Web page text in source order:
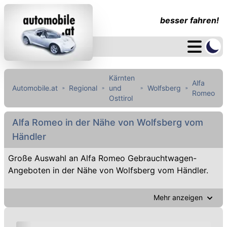
besser fahren!
Automobile.at Regional
Kärnten
und
Osttirol
Wolfsberg
Alfa
Romeo
Alfa Romeo in der Nähe von Wolfsberg vom
Händler
Große Auswahl an Alfa Romeo Gebrauchtwagen-
Angeboten in der Nähe von Wolfsberg vom Händler.
Mehr anzeigen